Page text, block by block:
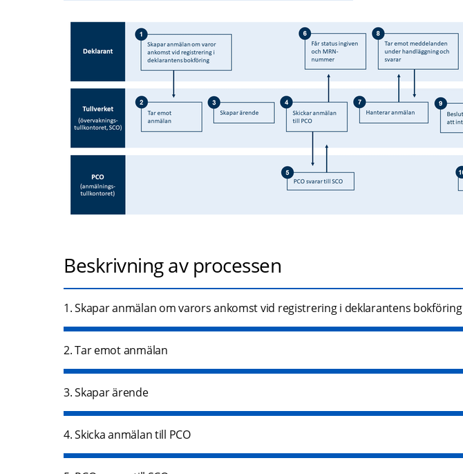
Beskrivning av processen
1. Skapar anmälan om varors ankomst vid registrering i deklarantens bokföring
2. Tar emot anmälan
3. Skapar ärende
4. Skicka anmälan till PCO